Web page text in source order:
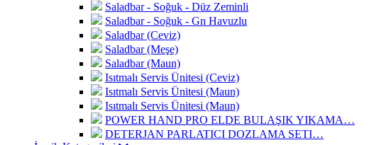
Saladbar - Soğuk - Düz Zeminli
Saladbar - Soğuk - Gn Havuzlu
Saladbar (Ceviz)
Saladbar (Meşe)
Saladbar (Maun)
Isıtmalı Servis Ünitesi (Ceviz)
Isıtmalı Servis Ünitesi (Maun)
Isıtmalı Servis Ünitesi (Maun)
POWER HAND PRO ELDE BULAŞIK YIKAMA…
DETERJAN PARLATICI DOZLAMA SETI…